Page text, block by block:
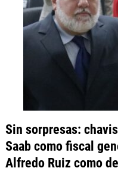
Sin sorpresas:
Saab como fiscal
Alfredo Ruiz como